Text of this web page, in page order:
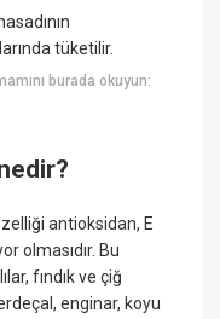
tüketilir.
burada okuyun:
antioksidan, E
olmasıdır. Bu
fındık ve çiğ
enginar, koyu